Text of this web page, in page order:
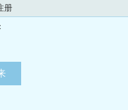
册